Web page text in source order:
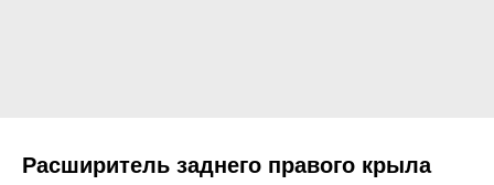
Расширитель заднего правого крыла